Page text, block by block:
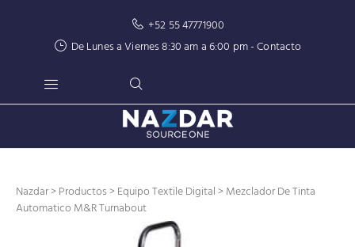
+52 55 47771900
De Lunes a Viernes 8:30 am a 6:00 pm -Contacto
Nazdar>Productos>Equipo Textile Digital> Mezclador De Tinta
Automatico M&R Turnabout